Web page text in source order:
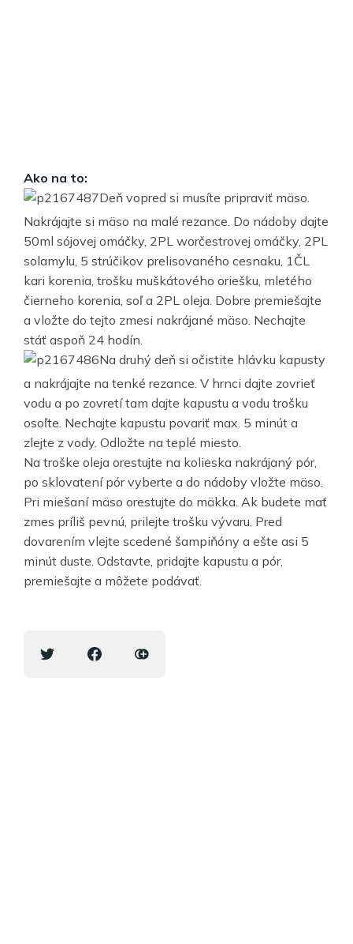
Ako na to:
Deň vopred si musíte pripraviť mäso.
Nakrájajte si mäso na malé rezance. Do nádoby dajte
50ml sójovej omáčky, 2PL worčestrovej omáčky, 2PL
solamylu, 5 strúčikov prelisovaného cesnaku, 1ČL
kari korenia, trošku muškátového oriešku, mletého
čierneho korenia, soľ a 2PL oleja. Dobre premiešajte
a vložte do tejto zmesi nakrájané mäso. Nechajte
stáť aspoň 24 hodín.
Na druhý deň si očistite hlávku kapusty
a nakrájajte na tenké rezance. V hrnci dajte zovrieť
vodu a po zovretí tam dajte kapustu a vodu trošku
osoľte. Nechajte kapustu povariť max. 5 minút a
zlejte z vody. Odložte na teplé miesto.
Na troške oleja orestujte na kolieska nakrájaný pór,
po sklovatení pór vyberte a do nádoby vložte mäso.
Pri miešaní mäso orestujte do mäkka. Ak budete mať
zmes príliš pevnú, prilejte trošku vývaru. Pred
dovarením vlejte scedené šampiňóny a ešte asi 5
minút duste. Odstavte, pridajte kapustu a pór,
premiešajte a môžete podávať.